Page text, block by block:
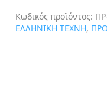
Κωδικός προϊόντος:
ΕΛΛΗΝΙΚΗ ΤΕΧΝΗ,